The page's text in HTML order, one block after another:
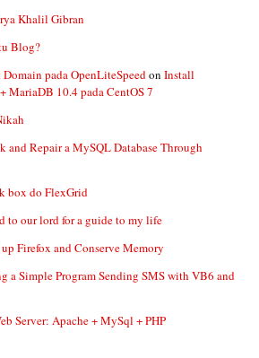
Khalil Gibran
Blog?
pada OpenLiteSpeedon Install
MariaDB 10.4 pada CentOS 7
and Repair a MySQL Database Through
box do FlexGrid
to our lord for a guide to my life
up Firefox and Conserve Memory
a Simple Program Sending SMS with VB6 and
Server: Apache + MySql + PHP